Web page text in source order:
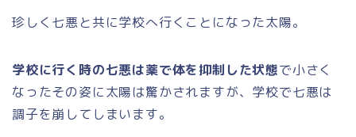
珍しく七悪と共に学校へ行くことになった太陽。
学校に行く時の七悪は薬で体を抑制した状態で小さく
なったその姿に太陽は驚かされますが、学校で七悪は
調子を崩してしまいます。